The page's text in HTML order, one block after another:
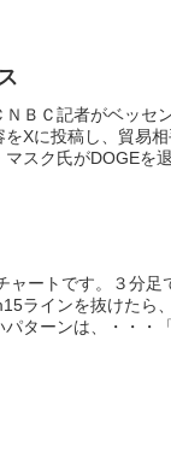
ＢＣ記者がベッセ
Xに投稿し、貿易
スク氏がDOGEを
ャートです。３分
ラインを抜けたら
ターンは、・・・